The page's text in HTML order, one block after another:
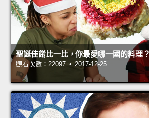
聖誕佳餚比一比，你最愛哪一國的料理？
觀看次數：22097 • 2017-12-25